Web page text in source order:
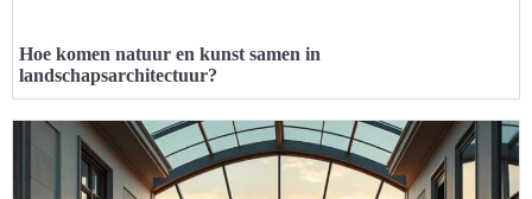
Hoe komen natuur en kunst samen in
landschapsarchitectuur?